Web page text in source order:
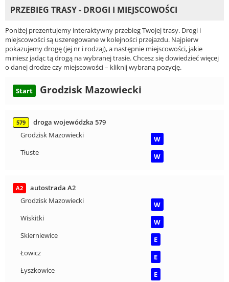
PRZEBIEG TRASY - DROGI I MIEJSCOWOŚCI
Poniżej prezentujemy interaktywny przebieg Twojej trasy. Drogi i
miejscowości są uszeregowane w kolejności przejazdu. Najpierw
pokazujemy drogę (jej nr i rodzaj), a następnie miejscowości, jakie
miniesz jadąc tą drogą na wybranej trasie. Chcesz się dowiedzieć więcej
o danej drodze czy miejscowości – kliknij wybraną pozycję.
Start Grodzisk Mazowiecki
579
droga wojewódzka 579
Grodzisk Mazowiecki
W
Tłuste
W
A2
autostrada A2
Grodzisk Mazowiecki
W
Wiskitki
W
Skierniewice
E
Łowicz
E
Łyszkowice
E